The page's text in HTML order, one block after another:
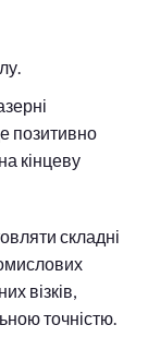
позитивно
кінцеву
складні
візків,
точністю.